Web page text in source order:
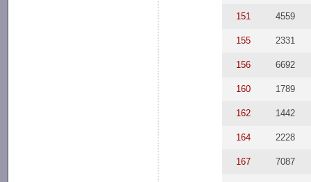
151 4559
155 2331
156 6692
160 1789
162 1442
164 2228
167 7087